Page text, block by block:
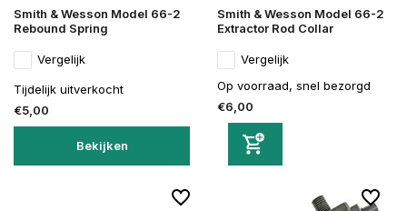
Smith & Wesson Model 66-2
Rebound Spring
Vergelijk
Tijdelijk uitverkocht
€5,00
Bekijken
Smith & Wesson Model 66-2
Extractor Rod Collar
Vergelijk
Op voorraad, snel bezorgd
€6,00